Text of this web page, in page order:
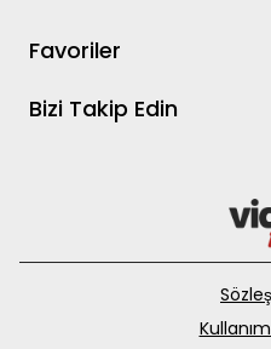
Favoriler
Bizi Takip Edin